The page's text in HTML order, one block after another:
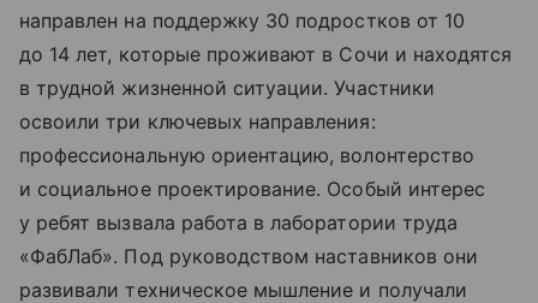
направлен на поддержку 30 подростков от 10
до 14 лет, которые проживают в Сочи и находятся
в трудной жизненной ситуации. Участники
освоили три ключевых направления:
профессиональную ориентацию, волонтерство
и социальное проектирование. Особый интерес
у ребят вызвала работа в лаборатории труда
«ФабЛаб». Под руководством наставников они
развивали техническое мышление и получали